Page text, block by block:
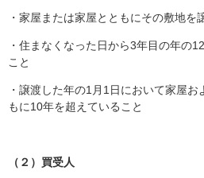
・家屋または家屋とともにその敷地を
・住まなくなった日から3年目の年の
こと
・譲渡した年の1月1日において家屋
もに10年を超えていること
（２）買受人